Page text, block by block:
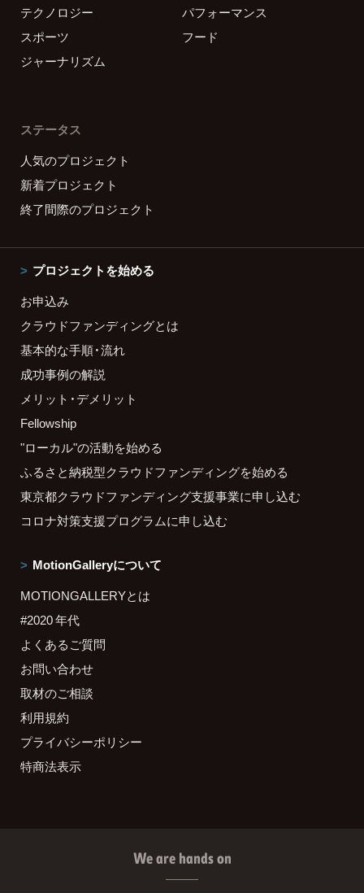
テクノロジー
パフォーマンス
スポーツ
フード
ジャーナリズム
ステータス
人気のプロジェクト
新着プロジェクト
終了間際のプロジェクト
プロジェクトを始める
お申込み
クラウドファンディングとは
基本的な手順・流れ
成功事例の解説
メリット・デメリット
Fellowship
"ローカル"の活動を始める
ふるさと納税型クラウドファンディングを始める
東京都クラウドファンディング支援事業に申し込む
コロナ対策支援プログラムに申し込む
MotionGalleryについて
MOTIONGALLERYとは
#2020 年代
よくあるご質問
お問い合わせ
取材のご相談
利用規約
プライバシーポリシー
特商法表示
We are hands on